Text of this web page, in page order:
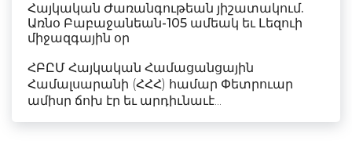
Հայկական Ժառանգութեան յիշատակում.
Առնօ Բաբաջանեան-105 ամեակ եւ Լեզուի
միջազգային օր
ՀԲԸՄ Հայկական Համացանցային
Համալսարանի (ՀՀՀ) համար Փետրուար
ամիսը ճոխ էր եւ արդիւնաւէ...